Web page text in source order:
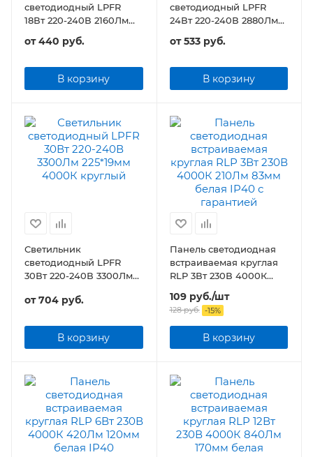
светодиодный LPFR
18Вт 220-240В 2160Лм
от440 руб.
В корзину
светодиодный LPFR
24Вт 220-240В 2880Лм
от533 руб.
В корзину
Светильник
светодиодный LPFR
30Вт 220-240В 3300Лм
от704 руб.
В корзину
Панель светодиодная
встраиваемая круглая
RLP 3Вт 230В 4000К
210Лм 83мм белая IP40
109руб./шт
128руб. -15%
В корзину